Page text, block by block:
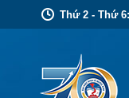
Thứ 2 - Thứ